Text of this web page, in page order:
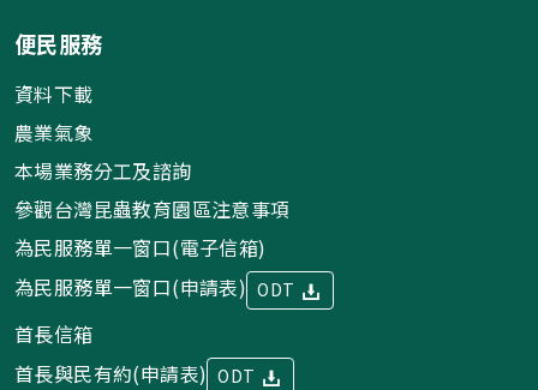
便民服務
資料下載
農業氣象
本場業務分工及諮詢
參觀台灣昆蟲教育園區注意事項
為民服務單一窗口(電子信箱)
為民服務單一窗口(申請表) ODT
首長信箱
首長與民有約(申請表) ODT